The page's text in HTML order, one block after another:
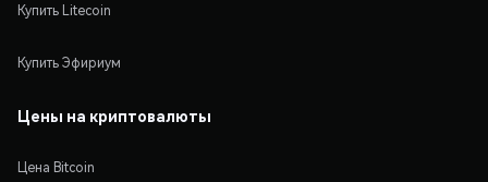
Купить Litecoin
Купить Эфириум
Цены на криптовалюты
Цена Bitcoin